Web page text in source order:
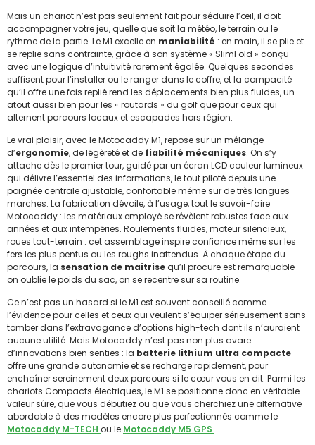
Mais un chariot n’est pas seulement fait pour séduire l’œil, il doit
accompagner votre jeu, quelle que soit la météo, le terrain ou le
rythme de la partie. Le M1 excelle en maniabilité : en main, il se plie et
se replie sans contrainte, grâce à son système « SlimFold » conçu
avec une logique d’intuitivité rarement égalée. Quelques secondes
suffisent pour l’installer ou le ranger dans le coffre, et la compacité
qu’il offre une fois replié rend les déplacements bien plus fluides, un
atout aussi bien pour les « routards » du golf que pour ceux qui
alternent parcours locaux et escapades hors région.
Le vrai plaisir, avec le Motocaddy M1, repose sur un mélange
d’ergonomie, de légèreté et de fiabilité mécaniques. On s’y
attache dès le premier tour, guidé par un écran LCD couleur lumineux
qui délivre l’essentiel des informations, le tout piloté depuis une
poignée centrale ajustable, confortable même sur de très longues
marches. La fabrication dévoile, à l’usage, tout le savoir-faire
Motocaddy : les matériaux employé se révèlent robustes face aux
années et aux intempéries. Roulements fluides, moteur silencieux,
roues tout-terrain : cet assemblage inspire confiance même sur les
fers les plus pentus ou les roughs inattendus. À chaque étape du
parcours, la sensation de maitrisequ’il procure est remarquable –
on oublie le poids du sac, on se recentre sur sa routine.
Ce n’est pas un hasard si le M1 est souvent conseillé comme
l’évidence pour celles et ceux qui veulent s’équiper sérieusement sans
tomber dans l’extravagance d’options high-tech dont ils n’auraient
aucune utilité. Mais Motocaddy n’est pas non plus avare
d’innovations bien senties : la batterie lithium ultra compacte
offre une grande autonomie et se recharge rapidement, pour
enchaîner sereinement deux parcours si le cœur vous en dit. Parmi les
chariots Compacts électriques, le M1 se positionne donc en véritable
valeur sûre, que vous débutiez ou que vous cherchiez une alternative
abordable à des modèles encore plus perfectionnés comme le
Motocaddy M-TECH ou le Motocaddy M5 GPS .